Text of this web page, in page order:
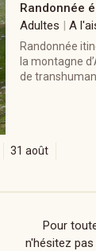
Randonnée
Adultes | A
Randonnée
la montagne
de
31 août
Pour
n'hésitez pas